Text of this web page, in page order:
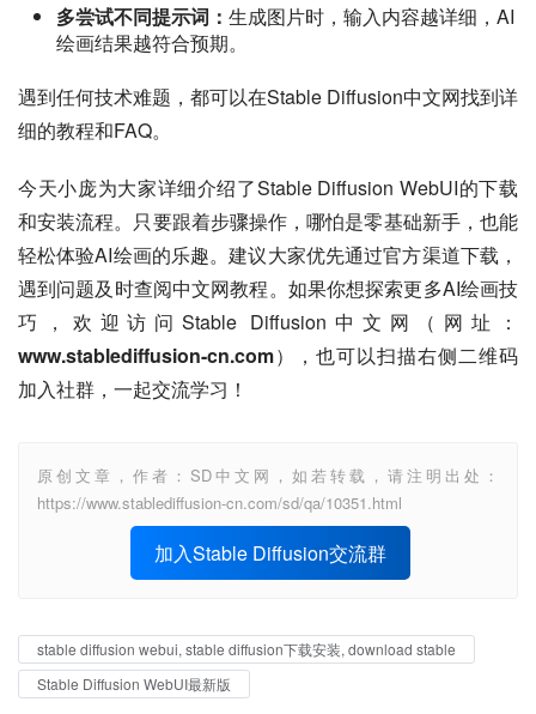
多尝试不同提示词： 生成图片时，输入内容越详细，AI
绘画结果越符合预期。
遇到任何技术难题，都可以在Stable Diffusion中文网找到详
细的教程和FAQ。
今天小庞为大家详细介绍了Stable Diffusion WebUI的下载
和安装流程。只要跟着步骤操作，哪怕是零基础新手，也能
轻松体验AI绘画的乐趣。建议大家优先通过官方渠道下载，
遇到问题及时查阅中文网教程。如果你想探索更多AI绘画技
巧，欢迎访问Stable Diffusion中文网（网址：
www.stablediffusion-cn.com），也可以扫描右侧二维码
加入社群，一起交流学习！
原创文章，作者：SD中文网，如若转载，请注明出处：
https://www.stablediffusion-cn.com/sd/qa/10351.html
加入Stable Diffusion交流群
stable diffusion webui, stable diffusion下载安装, download stable
Stable Diffusion WebUI最新版